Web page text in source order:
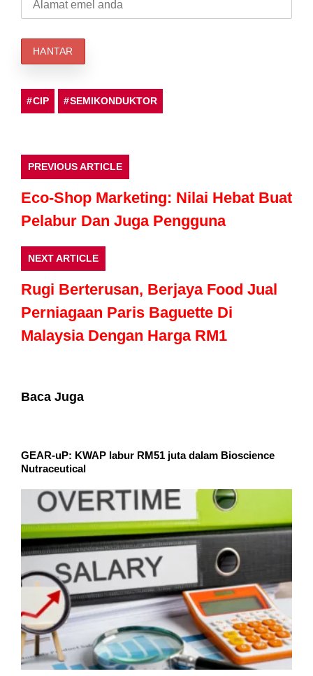
CIP SEMIKONDUKTOR
PREVIOUS ARTICLE
Eco-Shop Marketing: Nilai Hebat Buat
Pelabur Dan Juga Pengguna
NEXT ARTICLE
Rugi Berterusan, Berjaya Food Jual
Perniagaan Paris Baguette Di
Malaysia Dengan Harga RM1
Baca Juga
GEAR-uP: KWAP labur RM51 juta dalam Bioscience
Nutraceutical